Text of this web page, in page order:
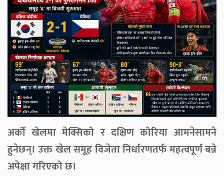
अर्को खेलमा मेक्सिको र दक्षिण कोरिया आमनेसामने
हुनेछन्। उक्त खेल समूह विजेता निर्धारणतर्फ महत्वपूर्ण बन्ने
अपेक्षा गरिएको छ।